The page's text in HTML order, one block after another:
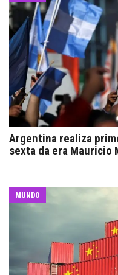
Argentina realiza
sexta da era Mauricio
MUNDO